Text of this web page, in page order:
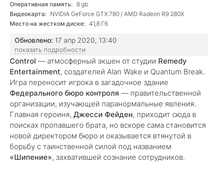
Оперативная память: 8 gb
Видеокарта: NVIDIA GeForce GTX 780 / AMD Radeon R9 280X
Место на жестком диске: 41,8 Гб
Обновлено: 17 апр 2020, 13:40
показать подробности
Control — атмосферный экшен от студии Remedy
Entertainment, создателей Alan Wake и Quantum Break.
Игра переносит игрока в загадочное здание
Федерального бюро контроля — правительственной
организации, изучающей паранормальные явления.
Главная героиня, Джесси Фейден, приходит сюда в
поисках пропавшего брата, но вскоре сама становится
новой директором бюро и оказывается втянутой в
борьбу с таинственной силой под названием
«Шипение», захватившей сознание сотрудников.